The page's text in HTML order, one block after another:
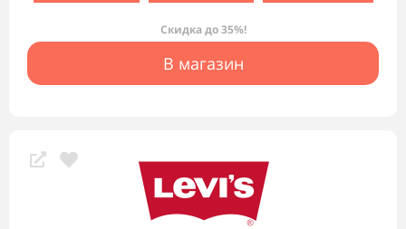
Скидка до 35%!
В магазин